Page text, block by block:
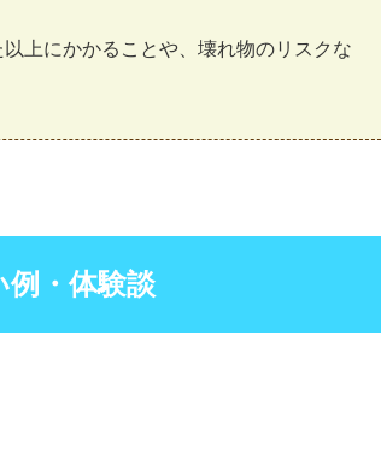
上にかかることや、壊れ物のリスクな
例・体験談